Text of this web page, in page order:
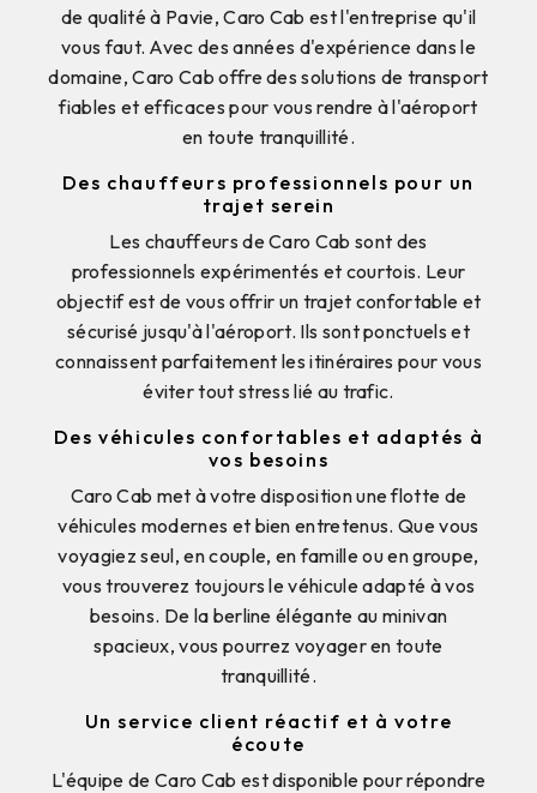
de qualité à Pavie, Caro Cab est l'entreprise qu'il
vous faut. Avec des années d'expérience dans le
domaine, Caro Cab offre des solutions de transport
fiables et efficaces pour vous rendre à l'aéroport
en toute tranquillité.
Des chauffeurs professionnels pour un
trajet serein
Les chauffeurs de Caro Cab sont des
professionnels expérimentés et courtois. Leur
objectif est de vous offrir un trajet confortable et
sécurisé jusqu'à l'aéroport. Ils sont ponctuels et
connaissent parfaitement les itinéraires pour vous
éviter tout stress lié au trafic.
Des véhicules confortables et adaptés à
vos besoins
Caro Cab met à votre disposition une flotte de
véhicules modernes et bien entretenus. Que vous
voyagiez seul, en couple, en famille ou en groupe,
vous trouverez toujours le véhicule adapté à vos
besoins. De la berline élégante au minivan
spacieux, vous pourrez voyager en toute
tranquillité.
Un service client réactif et à votre
écoute
L'équipe de Caro Cab est disponible pour répondre